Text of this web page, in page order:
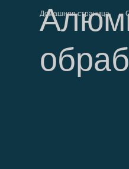
Домашняя страница